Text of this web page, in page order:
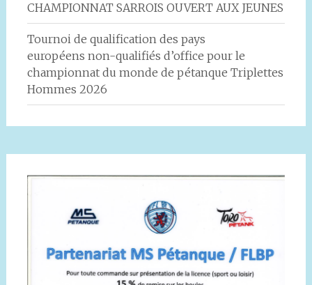
CHAMPIONNAT SARROIS OUVERT AUX JEUNES
Tournoi de qualification des pays
européens non-qualifiés d’office pour le
championnat du monde de pétanque Triplettes
Hommes 2026